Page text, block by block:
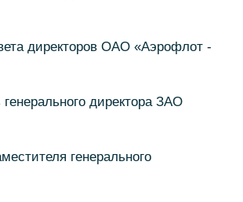
директоров ОАО «Аэрофлот -
директора ЗАО
генерального